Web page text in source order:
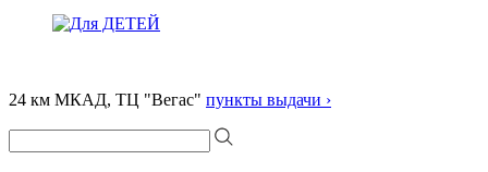
24 км МКАД, ТЦ "Вегас" пункты выдачи ›